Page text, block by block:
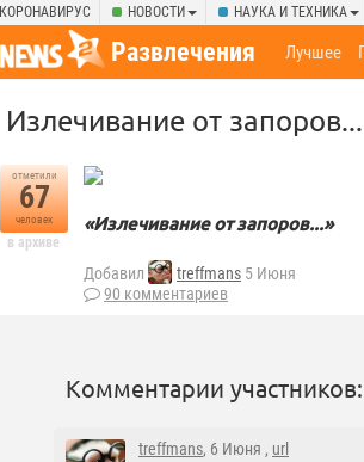
КОРОНАВИРУС НОВОСТИ НАУКА И ТЕХНИКА
Развлечения Лучшее
Излечивание от запоров...
отметили
67
человек
в архиве
«Излечивание от запоров...»
Добавил treffmans 5 Июня
90 комментариев
Комментарии участников:
treffmans, 6 Июня , url